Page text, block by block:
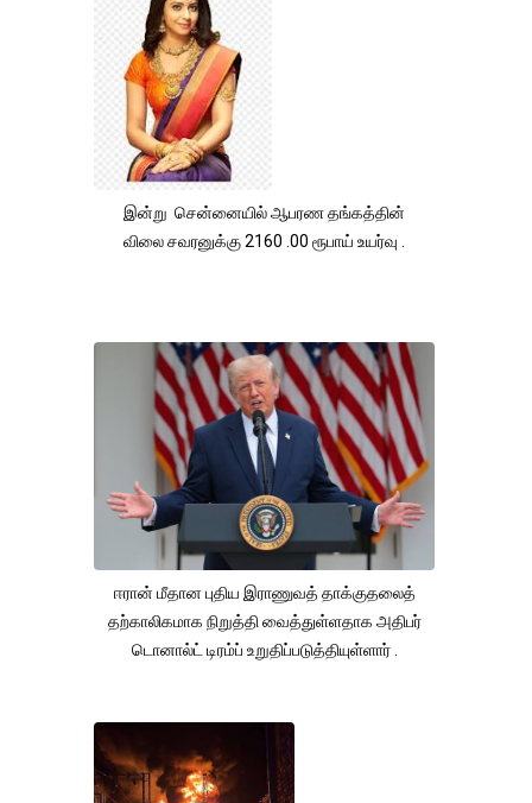
இன்று சென்னையில் ஆபரண தங்கத்தின்
விலை சவரனுக்கு 2160 .00 ரூபாய் உயர்வு .
ஈரான் மீதான புதிய இராணுவத் தாக்குதலைத்
தற்காலிகமாக நிறுத்தி வைத்துள்ளதாக அதிபர்
டொனால்ட் டிரம்ப் உறுதிப்படுத்தியுள்ளார் .